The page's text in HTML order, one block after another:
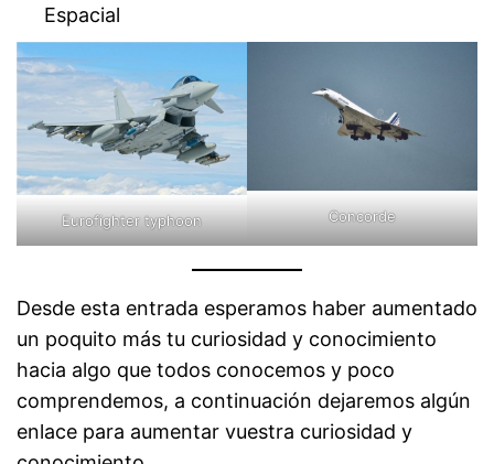
Espacial
Eurofighter typhoon Concorde
Desde esta entrada esperamos haber aumentado
un poquito más tu curiosidad y conocimiento
hacia algo que todos conocemos y poco
comprendemos, a continuación dejaremos algún
enlace para aumentar vuestra curiosidad y